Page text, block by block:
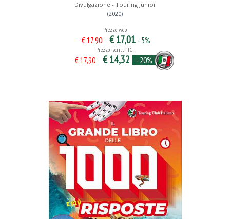
Divulgazione - Touring Junior
(2020)
Prezzo web
€ 17,90 € 17,01 - 5%
Prezzo iscritti TCI
€ 17,90 € 14,32 - 20%